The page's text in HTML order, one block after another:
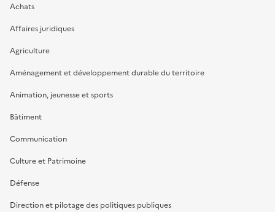
Achats
Affaires juridiques
Agriculture
Aménagement et développement durable du territoire
Animation, jeunesse et sports
Bâtiment
Communication
Culture et Patrimoine
Défense
Direction et pilotage des politiques publiques